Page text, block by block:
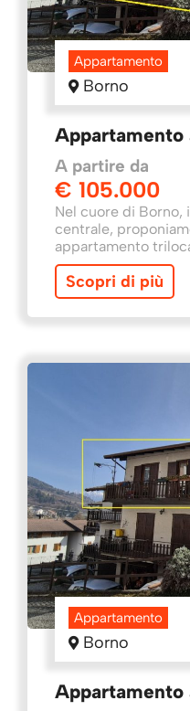
Appartamento
Borno
Appartamento
A partire da
€ 105.000
Nel cuore di Borno,
centrale,
appartamento
Scopri di più
Appartamento
Borno
Appartamento